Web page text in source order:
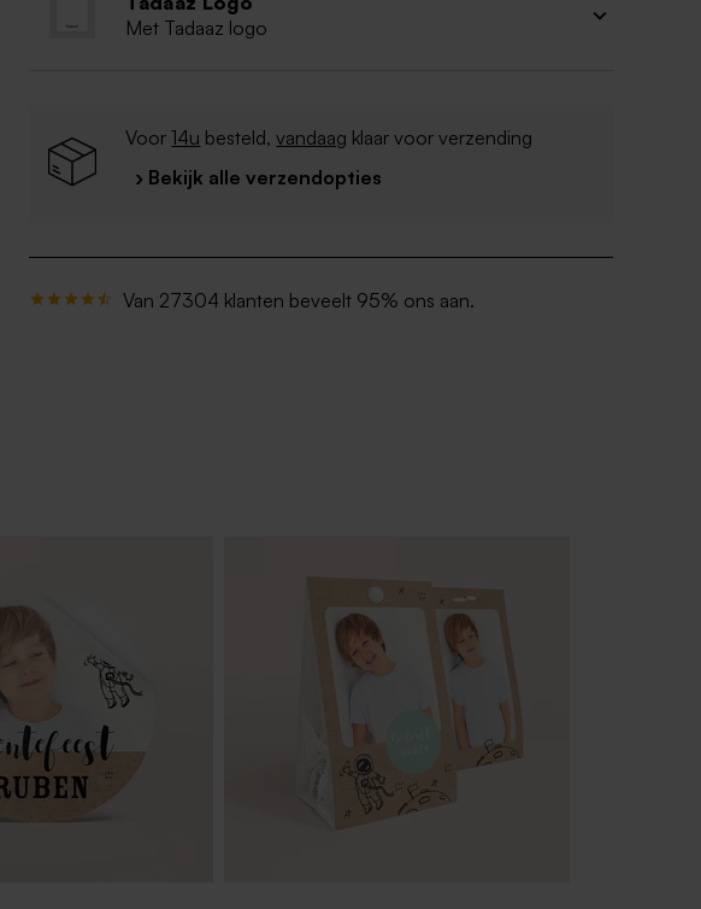
Met Tadaaz logo
Voor14u besteld,vandaag klaar voor verzending
› Bekijk alle verzendopties
Van 27304 klanten beveelt 95% ons aan.